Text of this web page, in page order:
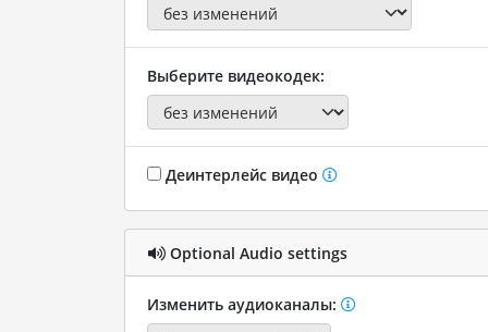
Выберите видеокодек:
Деинтерлейс видео
Optional Audio settings
Изменить аудиоканалы: